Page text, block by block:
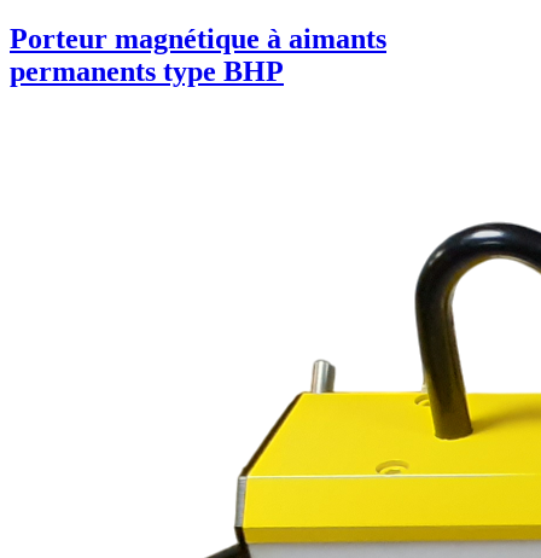
Porteur magnétique à aimants
permanents type BHP